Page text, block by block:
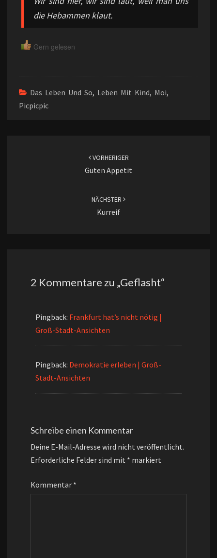
die Hebammen klaut.
Gern gelesen
Das Leben Und So, Leben Mit Kind, Moi,
Picpicpic
VORHERIGER
Guten Appetit
NÄCHSTER
Kurreif
2 Kommentare zu „Geflasht“
Pingback: Frankfurt hat’s nicht nötig |
Groß-Stadt-Ansichten
Pingback: Demokratie erleben | Groß-
Stadt-Ansichten
Schreibe einen Kommentar
Deine E-Mail-Adresse wird nicht veröffentlicht.
Erforderliche Felder sind mit * markiert
Kommentar *